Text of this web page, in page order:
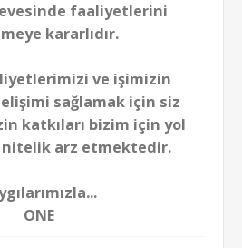
faaliyetlerini
kararlıdır.
ve işimizin
sağlamak için siz
katkıları bizim için yol
arz etmektedir.
ONE